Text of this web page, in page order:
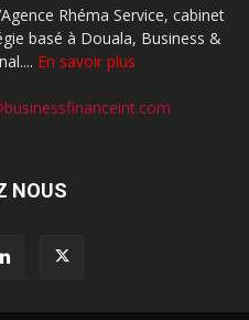
Rhéma Service, cabinet
basé à Douala, Business &
En savoir plus
NOUS